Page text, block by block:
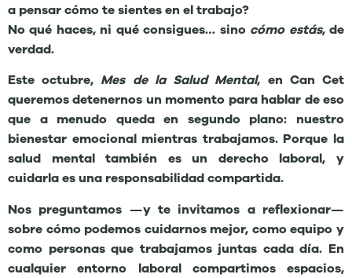
a pensar cómo te sientes en el trabajo?
No qué haces, ni qué consigues… sino cómo estás, de
verdad.
Este octubre, Mes de la Salud Mental, en Can Cet
queremos detenernos un momento para hablar de eso
que a menudo queda en segundo plano: nuestro
bienestar emocional mientras trabajamos. Porque la
salud mental también es un derecho laboral, y
cuidarla es una responsabilidad compartida.
Nos preguntamos —y te invitamos a reflexionar—
sobre cómo podemos cuidarnos mejor, como equipo y
como personas que trabajamos juntas cada día. En
cualquier entorno laboral compartimos espacios,